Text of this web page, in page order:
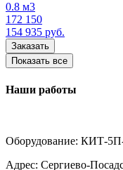
0.8 м3
172 150
154 935 руб.
Показать все
Наши работы
Оборудование: КИТ-
Адрес: Сергиево-